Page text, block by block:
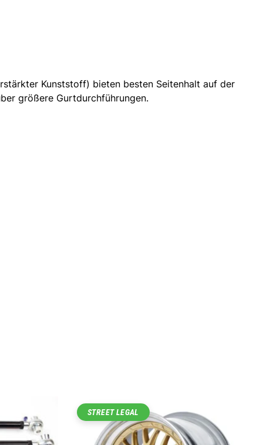
Kunststoff) bieten besten Seitenhalt auf der
größere Gurtdurchführungen.
STREET LEGAL